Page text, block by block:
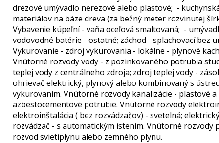
drezové umývadlo nerezové alebo plastové; -
materiálov na báze dreva (za bežný meter rozvinutej
Vybavenie kúpeľní - vaňa oceľová smaltovaná; -
vodovodné batérie - ostatné; záchod - splachovací bez
Vykurovanie - zdroj vykurovania - lokálne - plynové
Vnútorné rozvody vody - z pozinkovaného potrubia
teplej vody z centrálneho zdroja; zdroj teplej vody -
ohrievač elektrický, plynový alebo kombinovaný s
vykurovaním. Vnútorné rozvody kanalizácie - plastové a
azbestocementové potrubie. Vnútorné rozvody
elektroinštalácia ( bez rozvádzačov) - svetelná; elektrický
rozvádzač - s automatickým istením. Vnútorné rozvody
rozvod svietiplynu alebo zemného plynu.